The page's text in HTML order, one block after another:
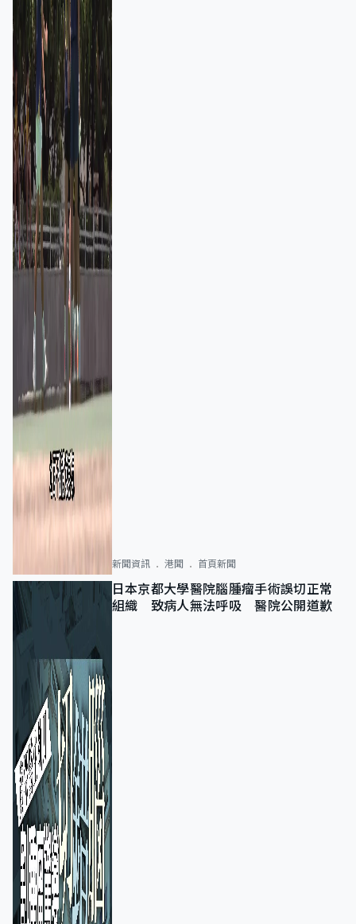
新聞資訊 港聞 首頁新聞
日本京都大學醫院腦腫瘤手術誤切正常
組織 致病人無法呼吸 醫院公開道歉